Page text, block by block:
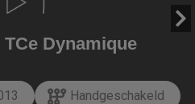
Dynamique
Handgeschakeld